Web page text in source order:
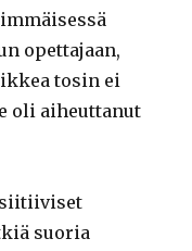
opettajaan,
tosin ei
oli aiheuttanut
suoria